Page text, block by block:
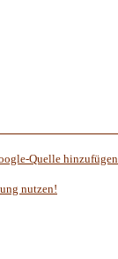
Quelle hinzufügen
nutzen!